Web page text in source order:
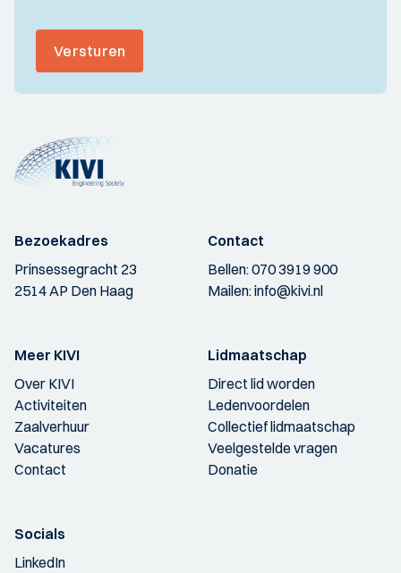
Versturen
Bezoekadres
Prinsessegracht 23
2514 AP Den Haag
Contact
Bellen:070 3919 900
Mailen:info@kivi.nl
Meer KIVI
Over KIVI
Activiteiten
Zaalverhuur
Vacatures
Contact
Lidmaatschap
Direct lid worden
Ledenvoordelen
Collectief lidmaatschap
Veelgestelde vragen
Donatie
Socials
LinkedIn